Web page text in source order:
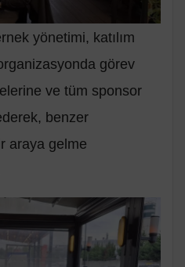
yönetimi, katılım
görev
ve tüm sponsor
benzer
araya gelme